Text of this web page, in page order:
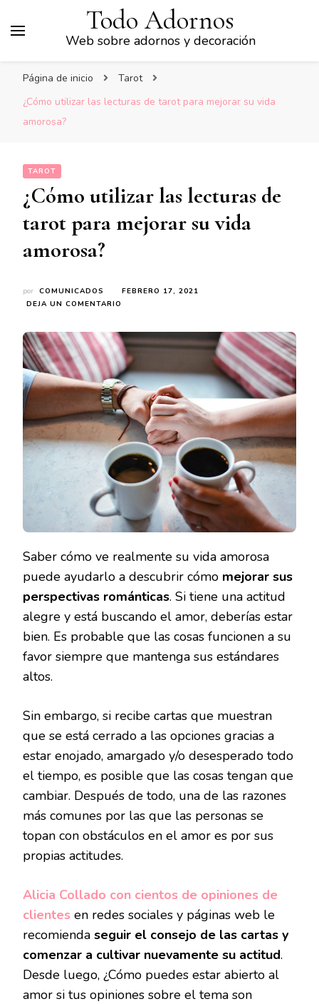
Todo Adornos
Web sobre adornos y decoración
Página de inicio
Tarot
¿Cómo utilizar las lecturas de tarot para mejorar su vida
amorosa?
TAROT
¿Cómo utilizar las lecturas de
tarot para mejorar su vida
amorosa?
por COMUNICADOS
FEBRERO 17, 2021
DEJA UN COMENTARIO
LAS
LECTURAS
DE
TAROT
PARA
MEJORAR
SU
VIDA
AMOROSA?
Saber cómo ve realmente su vida amorosa
puede ayudarlo a descubrir cómo mejorar sus
perspectivas románticas. Si tiene una actitud
alegre y está buscando el amor, deberías estar
bien. Es probable que las cosas funcionen a su
favor siempre que mantenga sus estándares
altos.
Sin embargo, si recibe cartas que muestran
que se está cerrado a las opciones gracias a
estar enojado, amargado y/o desesperado todo
el tiempo, es posible que las cosas tengan que
cambiar. Después de todo, una de las razones
más comunes por las que las personas se
topan con obstáculos en el amor es por sus
propias actitudes.
Alicia Collado con cientos de opiniones de
clientes en redes sociales y páginas web le
recomienda seguir el consejo de las cartas y
comenzar a cultivar nuevamente su actitud.
Desde luego, ¿Cómo puedes estar abierto al
amor si tus opiniones sobre el tema son